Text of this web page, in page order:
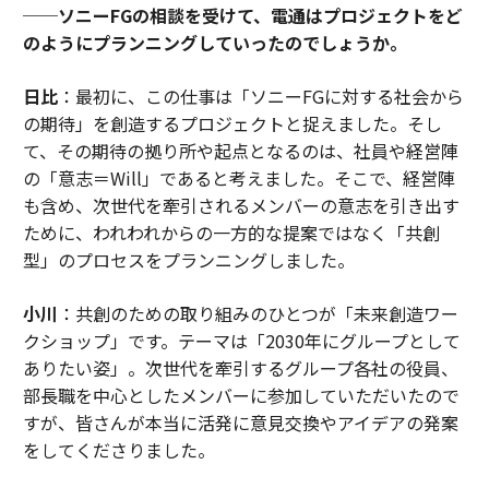
──ソニーFGの相談を受けて、電通はプロジェクトをど
のようにプランニングしていったのでしょうか。
日比：最初に、この仕事は「ソニーFGに対する社会から
の期待」を創造するプロジェクトと捉えました。そし
て、その期待の拠り所や起点となるのは、社員や経営陣
の「意志＝Will」であると考えました。そこで、経営陣
も含め、次世代を牽引されるメンバーの意志を引き出す
ために、われわれからの一方的な提案ではなく「共創
型」のプロセスをプランニングしました。
小川 ：共創のための取り組みのひとつが「未来創造ワー
クショップ」です。テーマは「2030年にグループとして
ありたい姿」。次世代を牽引するグループ各社の役員、
部長職を中心としたメンバーに参加していただいたので
すが、皆さんが本当に活発に意見交換やアイデアの発案
をしてくださりました。